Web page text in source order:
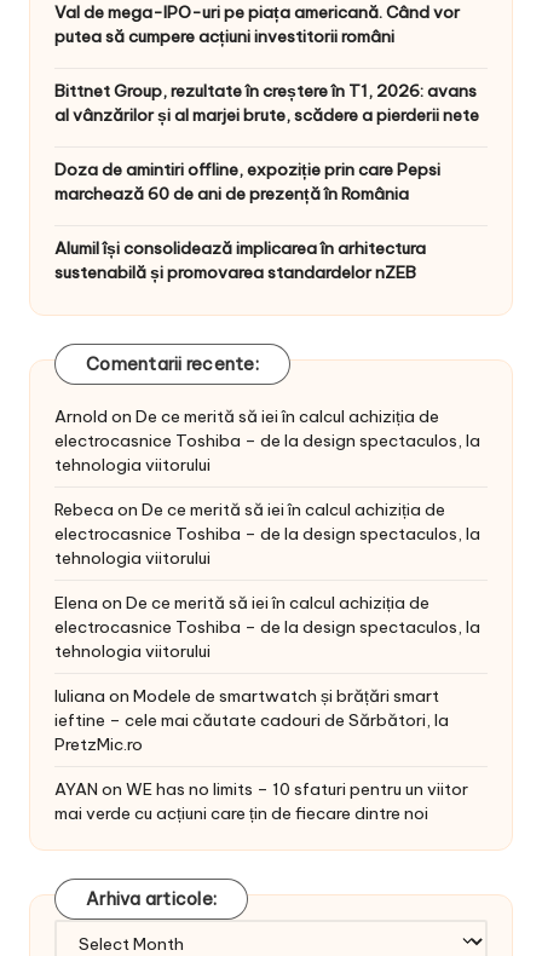
Val de mega-IPO-uri pe piața americană. Când vor
putea să cumpere acțiuni investitorii români
Bittnet Group, rezultate în creștere în T1, 2026: avans
al vânzărilor și al marjei brute, scădere a pierderii nete
Doza de amintiri offline, expoziție prin care Pepsi
marchează 60 de ani de prezență în România
Alumil își consolidează implicarea în arhitectura
sustenabilă și promovarea standardelor nZEB
Comentarii recente:
Arnold on De ce merită să iei în calcul achiziția de
electrocasnice Toshiba – de la design spectaculos, la
tehnologia viitorului
Rebeca on De ce merită să iei în calcul achiziția de
electrocasnice Toshiba – de la design spectaculos, la
tehnologia viitorului
Elena on De ce merită să iei în calcul achiziția de
electrocasnice Toshiba – de la design spectaculos, la
tehnologia viitorului
Iuliana on Modele de smartwatch și brățări smart
ieftine – cele mai căutate cadouri de Sărbători, la
PretzMic.ro
AYAN on WE has no limits – 10 sfaturi pentru un viitor
mai verde cu acțiuni care țin de fiecare dintre noi
Arhiva articole: